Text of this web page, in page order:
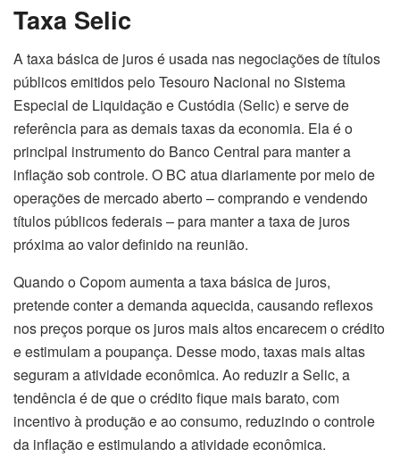
Taxa Selic
A taxa básica de juros é usada nas negociações de títulos
públicos emitidos pelo Tesouro Nacional no Sistema
Especial de Liquidação e Custódia (Selic) e serve de
referência para as demais taxas da economia. Ela é o
principal instrumento do Banco Central para manter a
inflação sob controle. O BC atua diariamente por meio de
operações de mercado aberto – comprando e vendendo
títulos públicos federais – para manter a taxa de juros
próxima ao valor definido na reunião.
Quando o Copom aumenta a taxa básica de juros,
pretende conter a demanda aquecida, causando reflexos
nos preços porque os juros mais altos encarecem o crédito
e estimulam a poupança. Desse modo, taxas mais altas
seguram a atividade econômica. Ao reduzir a Selic, a
tendência é de que o crédito fique mais barato, com
incentivo à produção e ao consumo, reduzindo o controle
da inflação e estimulando a atividade econômica.